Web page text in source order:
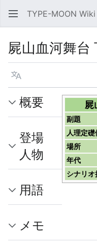
TYPE-MOON Wiki
屍山血河舞台
言語
屍
副題
人理定礎
場所
年代
シナリオ
概要
登場
人物
用語
メモ